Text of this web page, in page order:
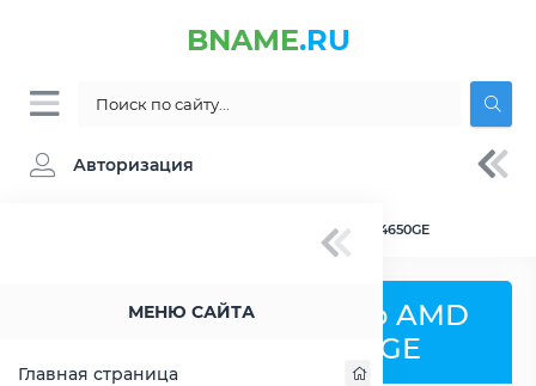
BNAME.RU
Авторизация
МЕНЮ САЙТА
Главная страница
» Сравнение AMD Ryzen 5 PRO 4650GE
Сравнить процессор AMD
Ryzen 5 PRO 4650GE